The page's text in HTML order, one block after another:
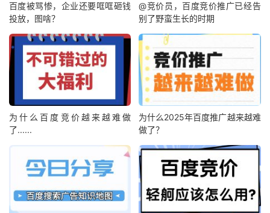
百度被骂惨，企业还要哐哐砸钱
投放，图啥？
@竞价员，百度竞价推广已经告
别了野蛮生长的时期
为什么百度竞价越来越难做
了......
为什么2025年百度推广越来越难
做了？